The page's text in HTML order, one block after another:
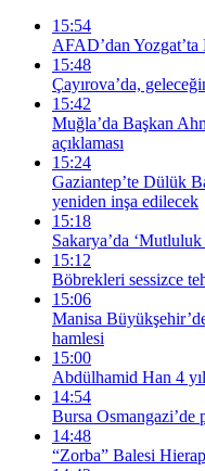
15:54
AFAD’dan
15:48
Çayırova’da,
15:42
Muğla’da Başkan
açıklaması
15:24
Gaziantep’te Dülük
yeniden inşa edilecek
15:18
Sakarya’da
15:12
Böbrekleri sessizce
15:06
Manisa
hamlesi
15:00
Abdülhamid Han 4
14:54
Bursa Osmangazi’de
14:48
“Zorba” Balesi